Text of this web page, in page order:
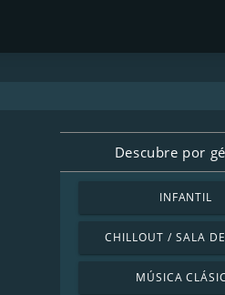
Descubre por
INFANTIL
CHILLOUT / SALA
MÚSICA